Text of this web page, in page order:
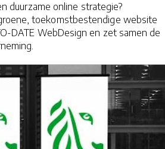
duurzame online strategie?
toekomstbestendige website
DATE WebDesign en zet samen de